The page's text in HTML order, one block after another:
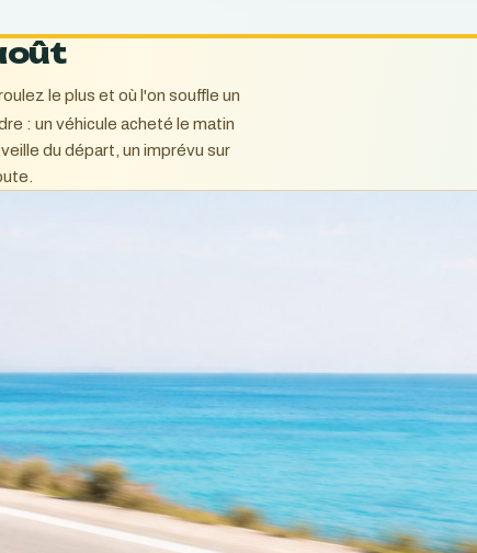
le plus et où l'on souffle un
: un véhicule acheté le matin
du départ, un imprévu sur